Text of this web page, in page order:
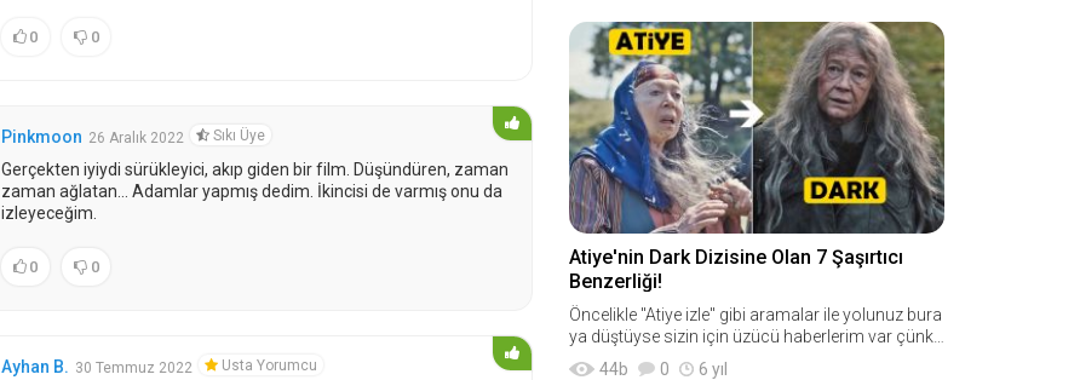
0 0
Pinkmoon 26 Aralık 2022 Sıkı Üye
Gerçekten iyiydi sürükleyici, akıp giden bir film. Düşündüren, zaman
zaman ağlatan... Adamlar yapmış dedim. İkincisi de varmış onu da
izleyeceğim.
0 0
Ayhan B. 30 Temmuz 2022 Usta Yorumcu
Atiye'nin Dark Dizisine Olan 7 Şaşırtıcı
Benzerliği!
Öncelikle "Atiye izle" gibi aramalar ile yolunuz bura
ya düştüyse sizin için üzücü haberlerim var çünkü
burada a
44b 0 6 yıl